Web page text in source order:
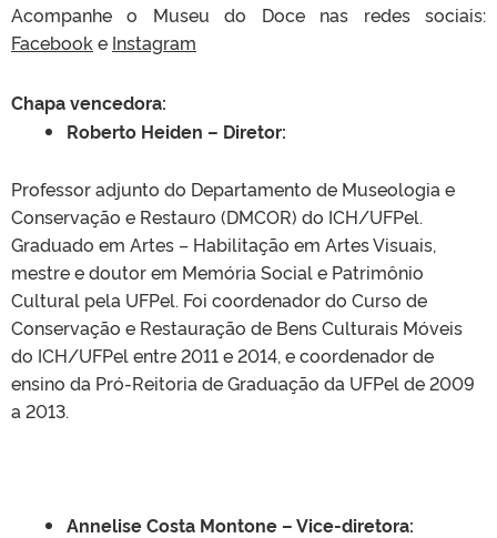
Acompanhe o Museu do Doce nas redes sociais:
Facebook e Instagram
Chapa vencedora:
Roberto Heiden – Diretor:
Professor adjunto do Departamento de Museologia e
Conservação e Restauro (DMCOR) do ICH/UFPel.
Graduado em Artes – Habilitação em Artes Visuais,
mestre e doutor em Memória Social e Patrimônio
Cultural pela UFPel. Foi coordenador do Curso de
Conservação e Restauração de Bens Culturais Móveis
do ICH/UFPel entre 2011 e 2014, e coordenador de
ensino da Pró-Reitoria de Graduação da UFPel de 2009
a 2013.
Annelise Costa Montone – Vice-diretora: